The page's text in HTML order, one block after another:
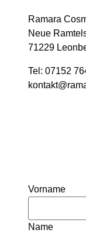
Ramara
Neue
71229
Tel: 07152
Vorname
Name